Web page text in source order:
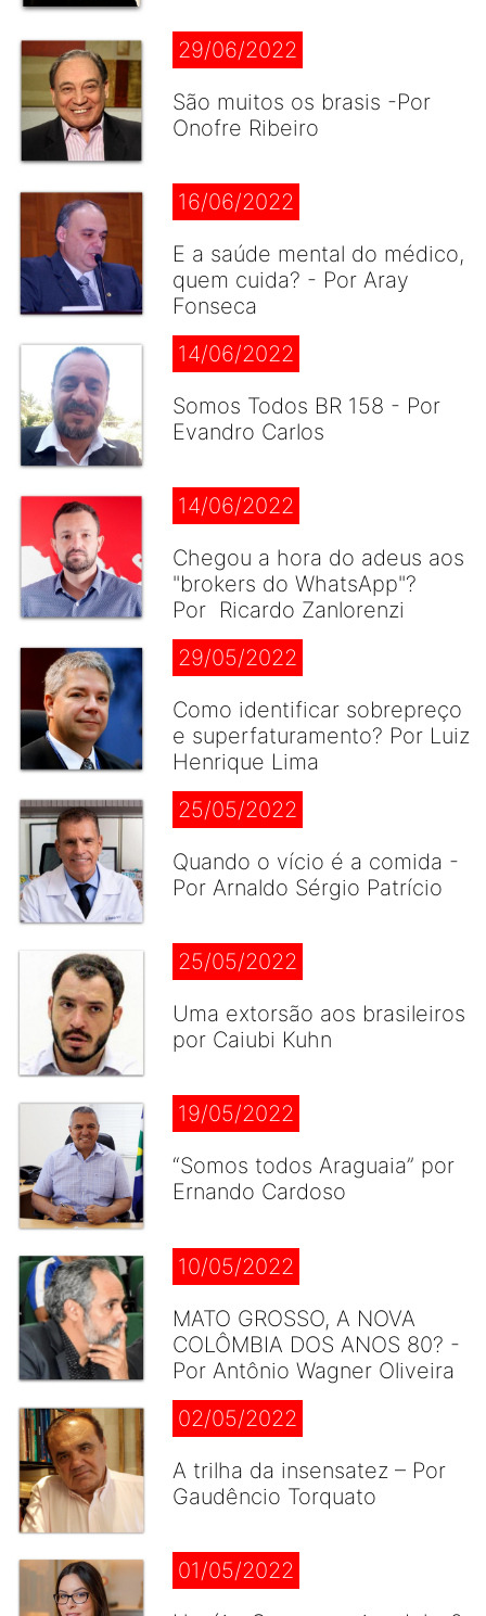
29/06/2022
São muitos os brasis -Por
Onofre Ribeiro
16/06/2022
E a saúde mental do médico,
quem cuida? - Por Aray
Fonseca
14/06/2022
Somos Todos BR 158 - Por
Evandro Carlos
14/06/2022
Chegou a hora do adeus aos
"brokers do WhatsApp"?
Por Ricardo Zanlorenzi
29/05/2022
Como identificar sobrepreço
e superfaturamento? Por Luiz
Henrique Lima
25/05/2022
Quando o vício é a comida -
Por Arnaldo Sérgio Patrício
25/05/2022
Uma extorsão aos brasileiros
por Caiubi Kuhn
19/05/2022
“Somos todos Araguaia” por
Ernando Cardoso
10/05/2022
MATO GROSSO, A NOVA
COLÔMBIA DOS ANOS 80? -
Por Antônio Wagner Oliveira
02/05/2022
A trilha da insensatez – Por
Gaudêncio Torquato
01/05/2022